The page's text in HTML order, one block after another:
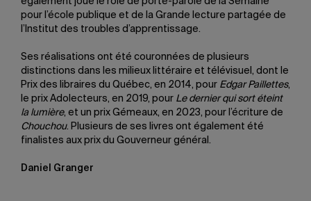
pour l’école publique et de la Grande lecture partagée de
l’Institut des troubles d’apprentissage.
Ses réalisations ont été couronnées de plusieurs
distinctions dans les milieux littéraire et télévisuel, dont le
Prix des libraires du Québec, en 2014, pour Edgar Paillettes,
le prix Adolecteurs, en 2019, pour Le dernier qui sort éteint
la lumière, et un prix Gémeaux, en 2023, pour l’écriture de
Chouchou. Plusieurs de ses livres ont également été
finalistes aux prix du Gouverneur général.
Daniel Granger